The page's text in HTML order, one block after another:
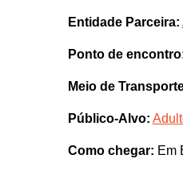
Entidade Parceira:
Ponto de
Meio de
Público-Alvo:
Como chegar: Em